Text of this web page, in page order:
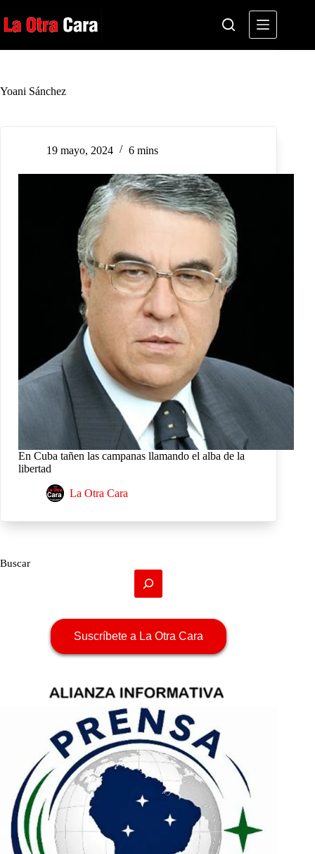
al
contenido
Yoani Sánchez
19 mayo, 2024 6 mins
En Cuba tañen las campanas llamando el alba de la
libertad
La Otra Cara
Buscar
Suscríbete a La Otra Cara